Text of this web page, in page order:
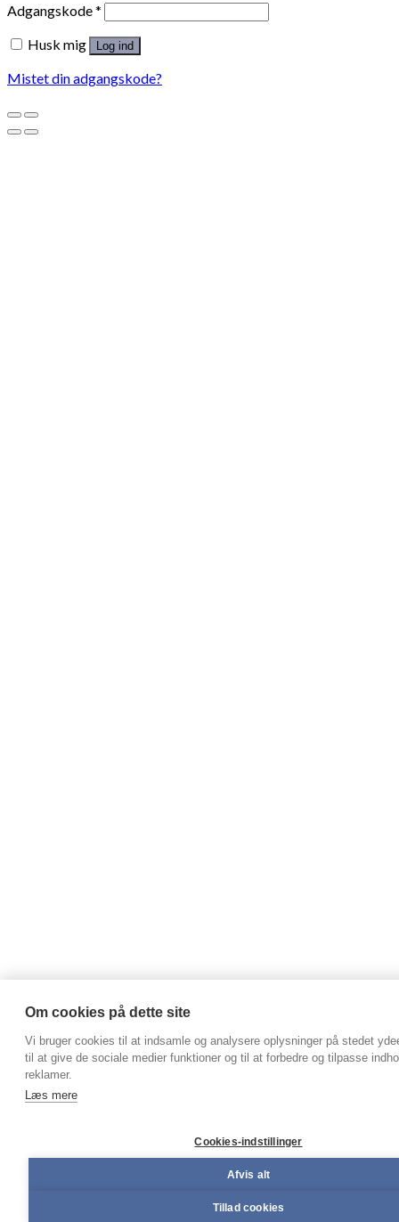
Adgangskode*
Husk mig
Log ind
Mistet din adgangskode?
Om cookies på dette site
Vi bruger cookies til at indsamle og analysere oplysninger på stedet
til at give de sociale medier funktioner og til at forbedre og tilpasse
reklamer.
Læs mere
Cookies-indstillinger
Afvis alt
Tillad cookies